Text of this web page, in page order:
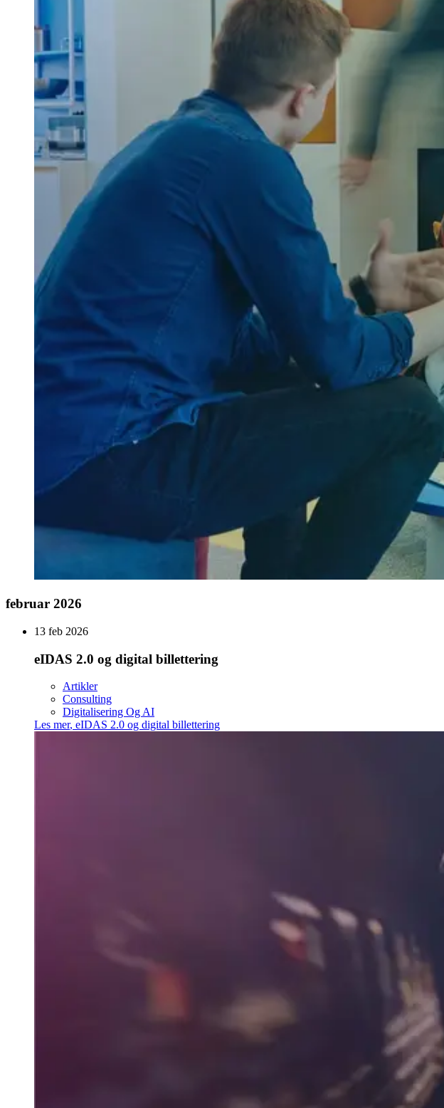
februar 2026
13 feb 2026
eIDAS 2.0 og digital billettering
Artikler
Consulting
Digitalisering Og AI
Les mer, eIDAS 2.0 og digital billettering